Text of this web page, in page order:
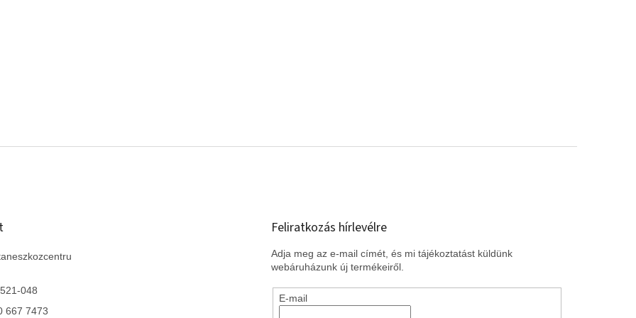
048
667 7473
Feliratkozás hírlevélre
Adja meg az e-mail címét, és mi tájékoztatást küldünk
webáruházunk új termékeiről.
E-mail